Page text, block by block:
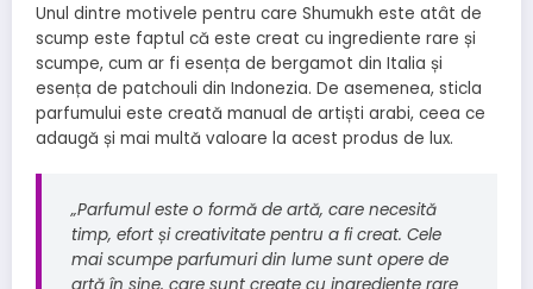
Unul dintre motivele pentru care Shumukh este atât de
scump este faptul că este creat cu ingrediente rare și
scumpe, cum ar fi esența de bergamot din Italia și
esența de patchouli din Indonezia. De asemenea, sticla
parfumului este creată manual de artiști arabi, ceea ce
adaugă și mai multă valoare la acest produs de lux.
„Parfumul este o formă de artă, care necesită
timp, efort și creativitate pentru a fi creat. Cele
mai scumpe parfumuri din lume sunt opere de